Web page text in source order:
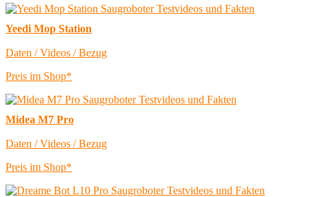
Yeedi Mop Station
Daten / Videos / Bezug
Preis im Shop*
Midea M7 Pro
Daten / Videos / Bezug
Preis im Shop*